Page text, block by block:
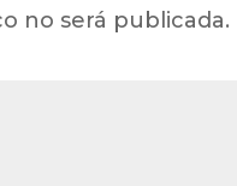
no será publicada.